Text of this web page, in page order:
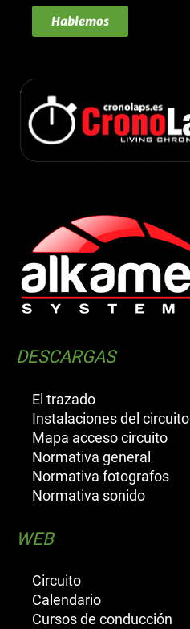
Hablemos
DESCARGAS
El trazado
Instalaciones del circuito
Mapa acceso circuito
Normativa general
Normativa fotografos
Normativa sonido
WEB
Circuito
Calendario
Cursos de conducción